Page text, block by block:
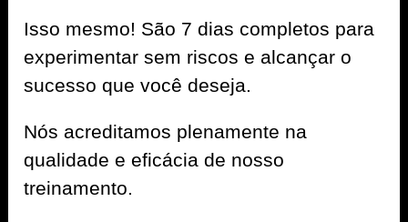
Isso mesmo! São 7 dias completos para
experimentar sem riscos e alcançar o
sucesso que você deseja.
Nós acreditamos plenamente na
qualidade e eficácia de nosso
treinamento.